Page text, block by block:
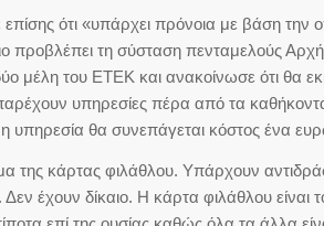
ότι «υπάρχει πρόνοια με βάση την
προβλέπει τη σύσταση πενταμελούς
μέλη του ΕΤΕΚ και ανακοίνωσε ότι θα
παρέχουν υπηρεσίες πέρα από τα
η υπηρεσία θα συνεπάγεται κόστος ένα
της κάρτας φιλάθλου. Υπάρχουν
έχουν δίκαιο. Η κάρτα φιλάθλου είναι